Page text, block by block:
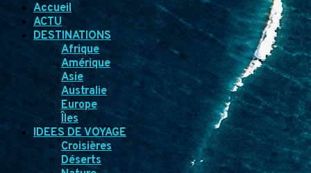
Accueil
ACTU
DESTINATIONS
Afrique
Amérique
Asie
Australie
Europe
Îles
IDEES DE VOYAGE
Croisières
Déserts